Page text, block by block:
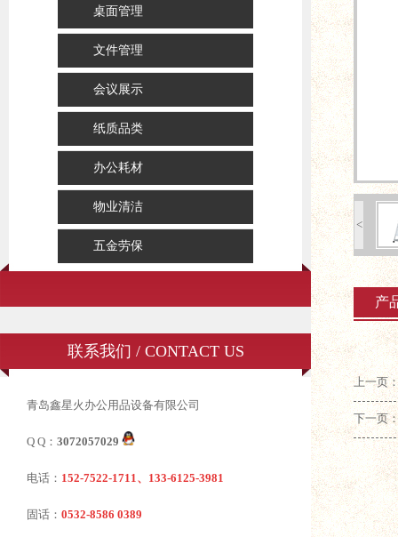
桌面管理
文件管理
会议展示
纸质品类
办公耗材
物业清洁
五金劳保
联系我们 / CONTACT US
青岛鑫星火办公用品设备有限公司
Q Q： 3072057029
电话： 152-7522-1711、133-6125-3981
固话： 0532-8586 0389
<
产
上一页
下一页